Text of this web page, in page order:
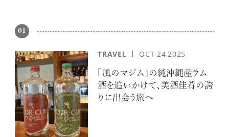
01
TRAVEL OCT 24,2025
「風のマジム」の純沖縄産ラム
酒を追いかけて、美酒佳肴の誇
りに出会う旅へ